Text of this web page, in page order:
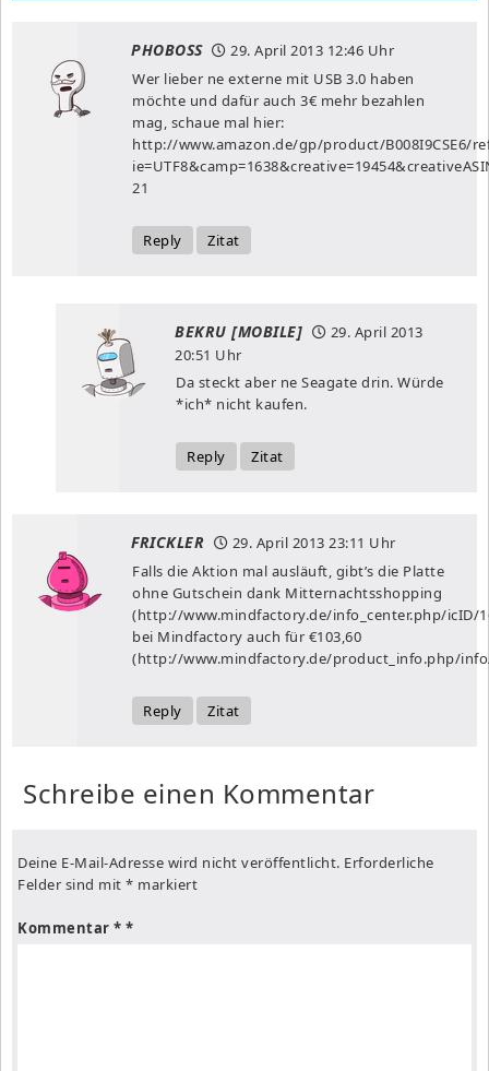
PHOBOSS 29. April 2013 12:46 Uhr
Wer lieber ne externe mit USB 3.0 haben
möchte und dafür auch 3€ mehr bezahlen
mag, schaue mal hier:
http://www.amazon.de/gp/product/B008I9CSE6/
21
Reply Zitat
BEKRU [MOBILE]
29. April 2013
20:51 Uhr
Da steckt aber ne Seagate drin. Würde
*ich* nicht kaufen.
Reply Zitat
FRICKLER 29. April 2013 23:11 Uhr
Falls die Aktion mal ausläuft, gibt’s die Platte
ohne Gutschein dank Mitternachtsshopping
(http://www.mindfactory.de/info_center.php/icID/
bei Mindfactory auch für €103,60
(http://www.mindfactory.de/product_info.php/
Reply Zitat
Schreibe einen Kommentar
Deine E-Mail-Adresse wird nicht veröffentlicht. Erforderliche
Felder sind mit * markiert
Kommentar *